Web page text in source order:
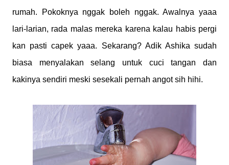
rumah. Pokoknya nggak boleh nggak. Awalnya yaaa
lari-larian, rada malas mereka karena kalau habis pergi
kan pasti capek yaaa. Sekarang? Adik Ashika sudah
biasa menyalakan selang untuk cuci tangan dan
kakinya sendiri meski sesekali pernah angot sih hihi.